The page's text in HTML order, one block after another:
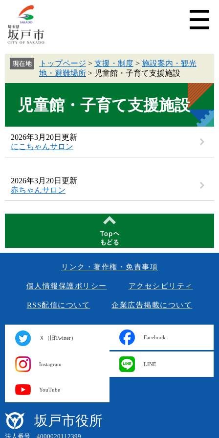
トップページ > 支援・制度 > 施設案内・観光
地・避難場所 > 児童館・子育て支援施設
児童館・子育て支援施設
2026年3月20日更新
にこちゃんサロン
2026年3月20日更新
赤ちゃんサロン
リンク・著作権・免責事項
個人情報保護ポリシー アクセシビリティ
RSS配信について 企業広告掲載について
Ｘ（旧Twitter） Facebook
Instagram LINE
YouTube
坂戸市役所
法人番号 4000020112399